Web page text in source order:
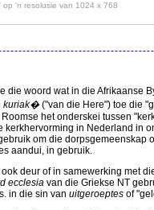
op 'n resolusie van 1024 x 768
die woord wat in die Afrikaanse
kuriak�("van die Here") toe die
het onderskei tussen
kerkhervorming in Nederland in
om die dorpsgemeenskap
aandui, in gebruik.
deur of in samewerking met
ecclesia van die Griekse NT
in die sin van uitgeroeptes of